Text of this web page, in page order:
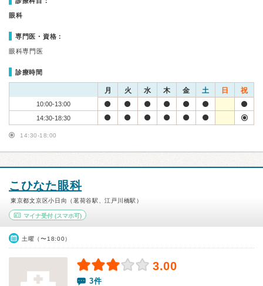
眼科
専門医・資格：
眼科専門医
診療時間
月 火 水 木 金 土 日 祝
10:00-13:00
14:30-18:30
14:30-18:00
こひなた眼科
東京都文京区小日向（茗荷谷駅、江戸川橋駅）
マイナ受付 (スマホ可)
土曜（〜18:00）
3.00
3件